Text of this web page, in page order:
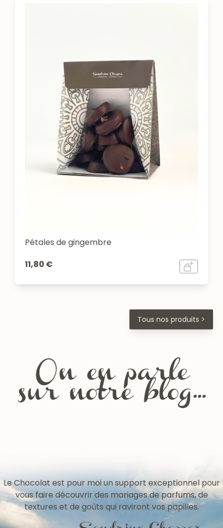
Pétales de gingembre
11,80 €
Tous nos produits >
On en parle
sur notre blog...
Les fêtes de la Chartreuse
Le Chocolat est pour moi un support exceptionnel pour
vous faire découvrir des mariages de parfums, de
textures et de goûts qui raviront vos papilles.